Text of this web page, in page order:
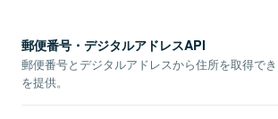
郵便番号・デジタルアドレスAPI
郵便番号とデジタルアドレスから住所を取得で
を提供。